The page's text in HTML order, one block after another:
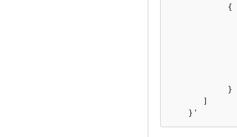
{
            }
       ]
    }'